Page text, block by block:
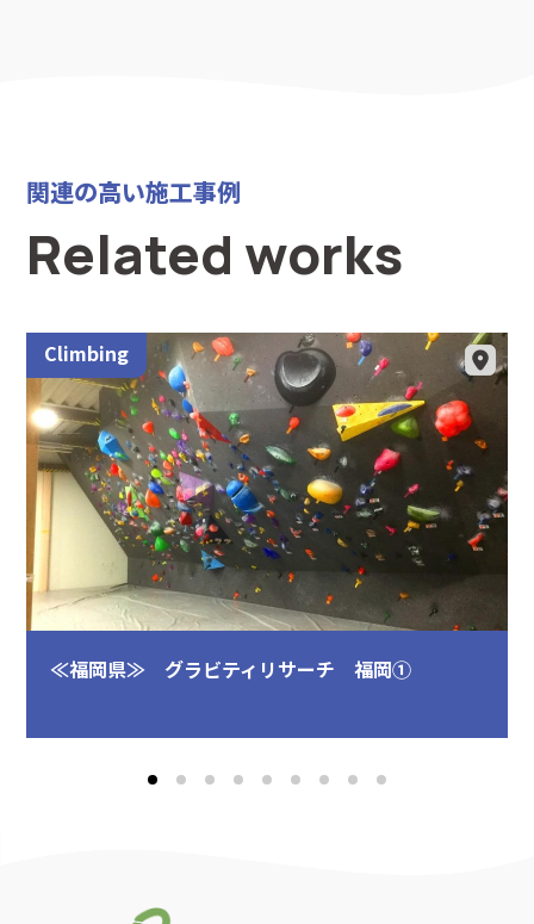
関連の高い施工事例
Related works
Climbing
≪福岡県≫ グラビティリサーチ 福岡①